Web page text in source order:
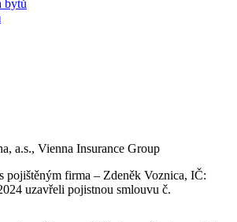
bytů
a.s., Vienna Insurance Group
pojištěným firma – Zdeněk Voznica, IČ:
uzavřeli pojistnou smlouvu č.